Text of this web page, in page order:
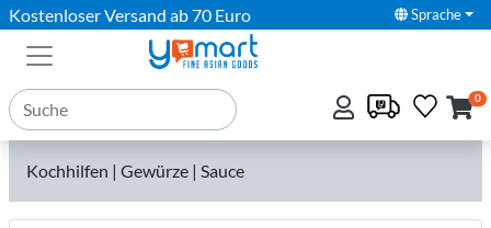
Kostenloser Versand ab 70 Euro Sprache
0
Kochhilfen | Gewürze | Sauce